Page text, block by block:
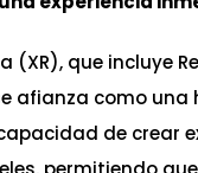
(XR), que incluye
afianza como
de crear